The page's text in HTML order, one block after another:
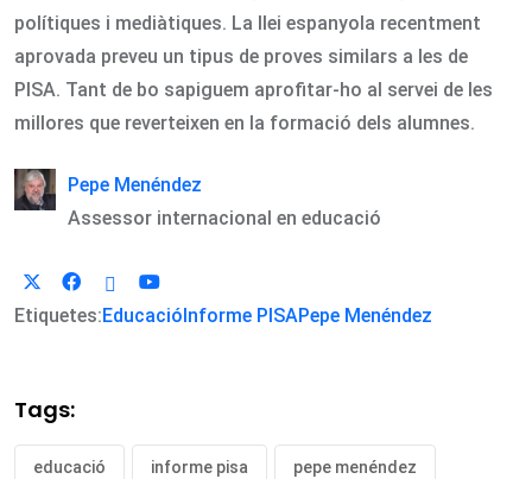
polítiques i mediàtiques. La llei espanyola recentment
aprovada preveu un tipus de proves similars a les de
PISA. Tant de bo sapiguem aprofitar-ho al servei de les
millores que reverteixen en la formació dels alumnes.
Pepe Menéndez
Assessor internacional en educació
Etiquetes:Educació Informe PISAPepe Menéndez
Tags:
educació informe pisa pepe menéndez